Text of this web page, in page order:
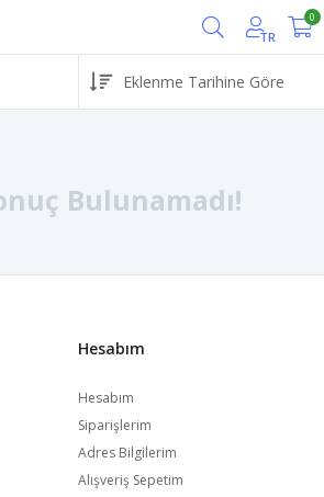
TR
0
Bulunamadı!
Hesabım
Hesabım
Siparişlerim
Adres Bilgilerim
Alışveriş Sepetim